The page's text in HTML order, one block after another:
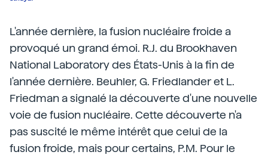
L'année dernière, la fusion nucléaire froide a
provoqué un grand émoi. R.J. du Brookhaven
National Laboratory des États-Unis à la fin de
l'année dernière. Beuhler, G. Friedlander et L.
Friedman a signalé la découverte d'une nouvelle
voie de fusion nucléaire. Cette découverte n'a
pas suscité le même intérêt que celui de la
fusion froide, mais pour certains, P.M. Pour le